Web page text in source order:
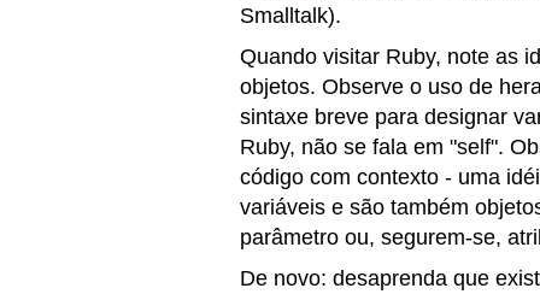
Smalltalk).
Quando visitar Ruby, note as
objetos. Observe o uso de
sintaxe breve para designar
Ruby, não se fala em "self".
código com contexto - uma
variáveis e são também
parâmetro ou, segurem-se,
De novo: desaprenda que